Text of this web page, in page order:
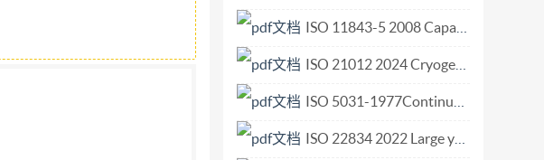
社出版 北京复兴门外三里河北街16号 邮政编码：100045 电
地新华书店经售 开本880×12301/16印张1字数24千字 2003年
址 www.bzcbs.com * 科目627--459 版权专有侵权必究 举报电
ISO 11843-5 2008 Capability of detection — Part 5 Methodology in the linear and non-linear calibration cases.pdf
ISO 21012 2024 Cryogenic vessels Hoses.pdf
ISO 5031-1977Continuous mechanical handling equipment for loose bulk materials. Couplings and hose c.pdf
ISO 22834 2022 Large yachts — Quality assessment of life onboard — Stabilization and sea keeping.pdf